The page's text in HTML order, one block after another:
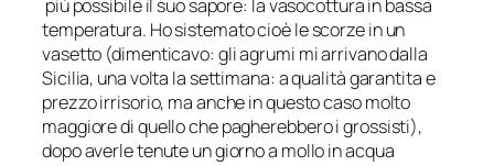
più possibile il suo sapore: la vasocottura in bassa
temperatura. Ho sistemato cioè le scorze in un
vasetto (dimenticavo: gli agrumi mi arrivano dalla
Sicilia, una volta la settimana: a qualità garantita e
prezzo irrisorio, ma anche in questo caso molto
maggiore di quello che pagherebbero i grossisti),
dopo averle tenute un giorno a mollo in acqua